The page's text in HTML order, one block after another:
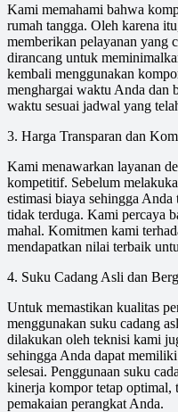
Kami memahami bahwa
rumah tangga. Oleh karena
memberikan pelayanan yang
dirancang untuk
kembali menggunakan
menghargai waktu Anda dan
waktu sesuai jadwal yang
3. Harga Transparan dan
Kami menawarkan layanan
kompetitif. Sebelum
estimasi biaya sehingga
tidak terduga. Kami percaya
mahal. Komitmen kami
mendapatkan nilai terbaik
4. Suku Cadang Asli dan
Untuk memastikan kualitas
menggunakan suku cadang
dilakukan oleh teknisi kami
sehingga Anda dapat
selesai. Penggunaan suku
kinerja kompor tetap optimal,
pemakaian perangkat Anda.